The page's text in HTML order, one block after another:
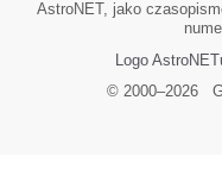
AstroNET, jako
Logo
© 2000–2026